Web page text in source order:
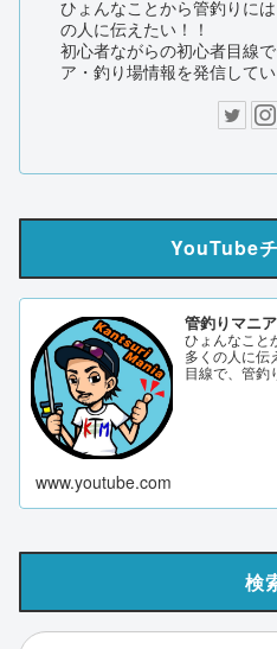
ひょんなことから管釣りに
の人に伝えたい！！
初心者ながらの初心者目線
ア・釣り場情報を発信してい
YouTube
管釣りマニア
ひょんなこと
多くの人に伝
目線で、管釣
www.youtube.com
検